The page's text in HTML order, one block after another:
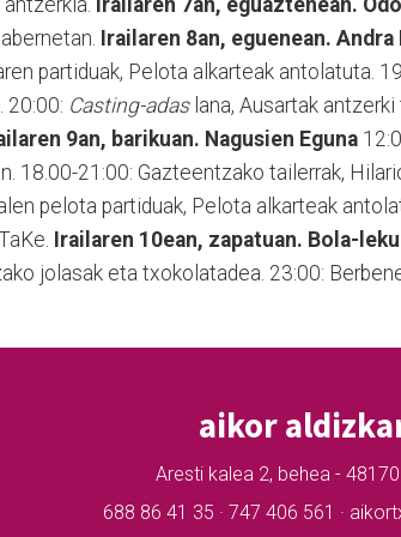
Irailaren 8an, eguenean. Andra
partiduak, Pelota alkarteak antolatuta.
20:00: Casting-adaslana, Ausartak antzerki
9an, barikuan. Nagusien Eguna
18.00-21:00: Gazteentzako tailerrak,
pelota partiduak, Pelota alkarteak
Irailaren 10ean, zapatuan. Bola-
jolasak eta txokolatadea. 23:00:
aikor
Aresti kalea 2, behea -
688 86 41 35 · 747 406 561 ·